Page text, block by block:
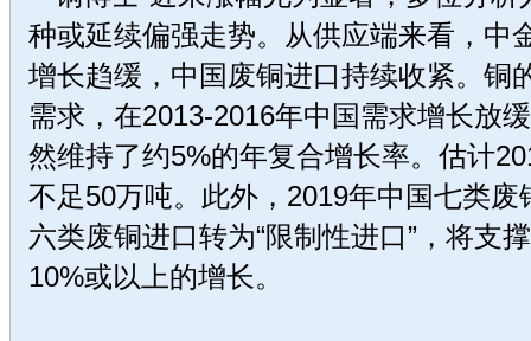
种或延续偏强走势。从供应端来看，中
增长趋缓，中国废铜进口持续收紧。铜
需求，在2013-2016年中国需求增长放
然维持了约5%的年复合增长率。估计
不足50万吨。此外，2019年中国七类
六类废铜进口转为“限制性进口”，将支
10%或以上的增长。